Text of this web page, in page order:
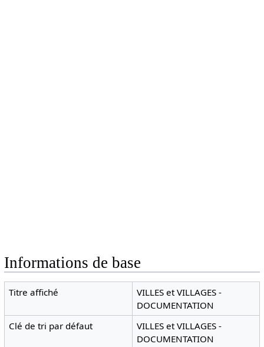
Informations de base
Titre affiché
VILLES et VILLAGES -
DOCUMENTATION
Clé de tri par défaut
VILLES et VILLAGES -
DOCUMENTATION